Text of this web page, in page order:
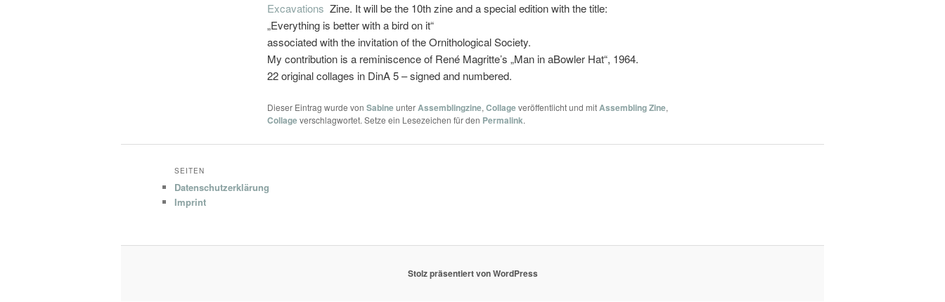
Excavations Zine. It will be the 10th zine and a special edition with the title:
„Everything is better with a bird on it“
associated with the invitation of the Ornithological Society.
My contribution is a reminiscence of René Magritte’s „Man in aBowler Hat“, 1964.
22 original collages in DinA 5 – signed and numbered.
Dieser Eintrag wurde von SabineunterAssemblingzine,Collageveröffentlicht und mitAssembling Zine,
Collageverschlagwortet. Setze ein Lesezeichen für den Permalink.
SEITEN
Datenschutzerklärung
Imprint
Stolz präsentiert von WordPress